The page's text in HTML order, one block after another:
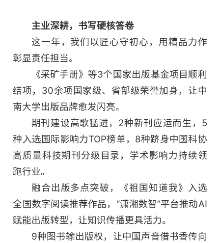
主业深耕，书写硬核答卷
这一年，我们以匠心守初心，用精品力作
彰显责任担当。
《采矿手册》等3个国家出版基金项目顺利
结项，30余项国家级、省部级荣誉加身，让中
南大学出版品牌愈发闪亮。
期刊建设高歌猛进，2种新刊应运而生，5
种入选国际影响力TOP榜单，8种跻身中国科协
高质量科技期刊分级目录，学术影响力持续领
跑行业。
融合出版多点突破，《祖国知道我》入选
全国数字阅读推荐作品，“潇湘数智”平台推动AI
赋能出版转型，让知识传播更具活力。
9种图书输出版权，让中国声音借书香传向